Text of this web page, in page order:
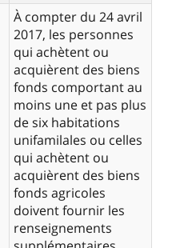
À compter du 24 avril
2017, les personnes
qui achètent ou
acquièrent des biens
fonds comportant au
moins une et pas plus
de six habitations
unifamilales ou celles
qui achètent ou
acquièrent des biens
fonds agricoles
doivent fournir les
renseignements